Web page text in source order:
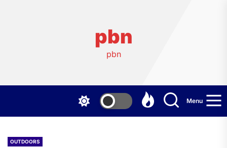
pbn
pbn
Menu
OUTDOORS